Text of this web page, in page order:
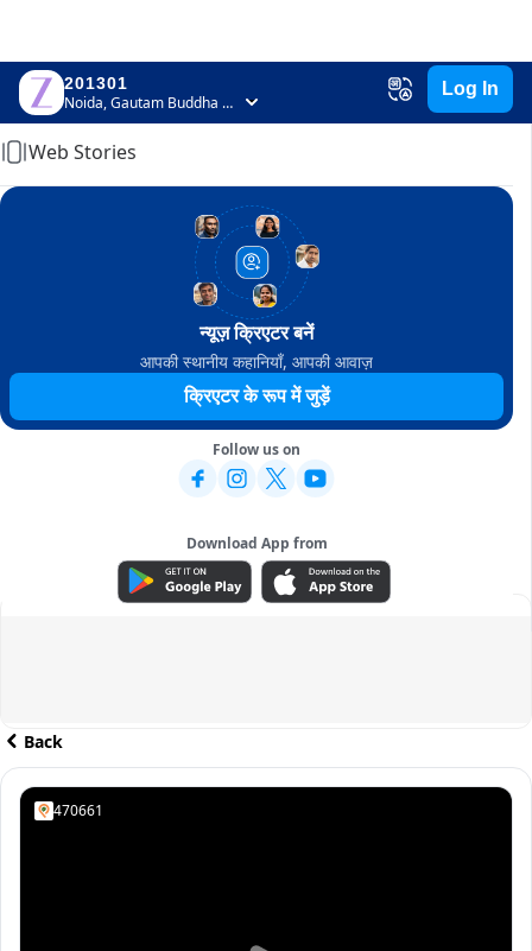
201301
Noida, Gautam Buddha Nagar, Uttar Pradesh
Log In
Home
Web Stories
न्यूज़ क्रिएटर बनें
आपकी स्थानीय कहानियाँ, आपकी आवाज़
क्रिएटर के रूप में जुड़ें
Follow us on
Download App from
ADVERTISEMENT
Back
470661